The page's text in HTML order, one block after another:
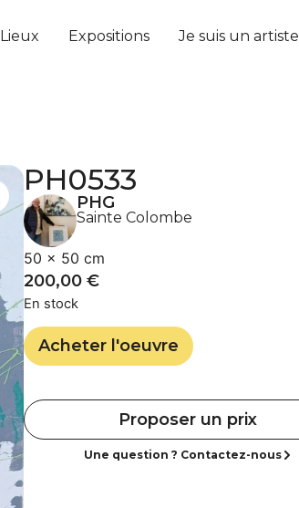
Lieux Expositions Je suis un artiste
PH0533
PHG
Sainte Colombe
50 × 50 cm
200,00 €
En stock
Acheter l'oeuvre
Proposer un prix
Une question ? Contactez-nous